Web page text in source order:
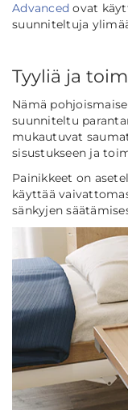
Advanced ovat
suunniteltuja
Tyyliä ja
Nämä
suunniteltu
mukautuvat
sisustukseen ja
Painikkeet on
käyttää
sänkyjen